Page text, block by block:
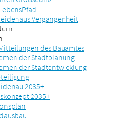
Vergangenheit
des Bauamtes
der Stadtplanung
der Stadtentwicklung
2035+
2035+